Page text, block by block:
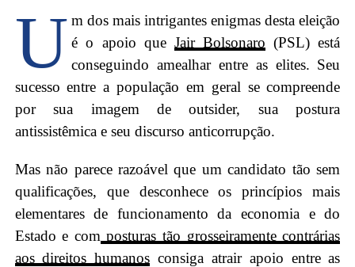
U m dos mais intrigantes enigmas desta eleição
é o apoio que JairBolsonaro (PSL) está
conseguindo amealhar entre as elites. Seu
sucesso entre a população em geral se compreende
por sua imagem de outsider, sua postura
antissistêmica e seu discurso anticorrupção.
Mas não parece razoável que um candidato tão sem
qualificações, que desconhece os princípios mais
elementares de funcionamento da economia e do
Estado e com posturas tão grosseiramente contrárias
aos direitos humanos consiga atrair apoio entre as